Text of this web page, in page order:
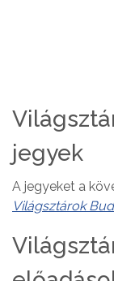
jegyek
A jegyeket a
Világsztárok